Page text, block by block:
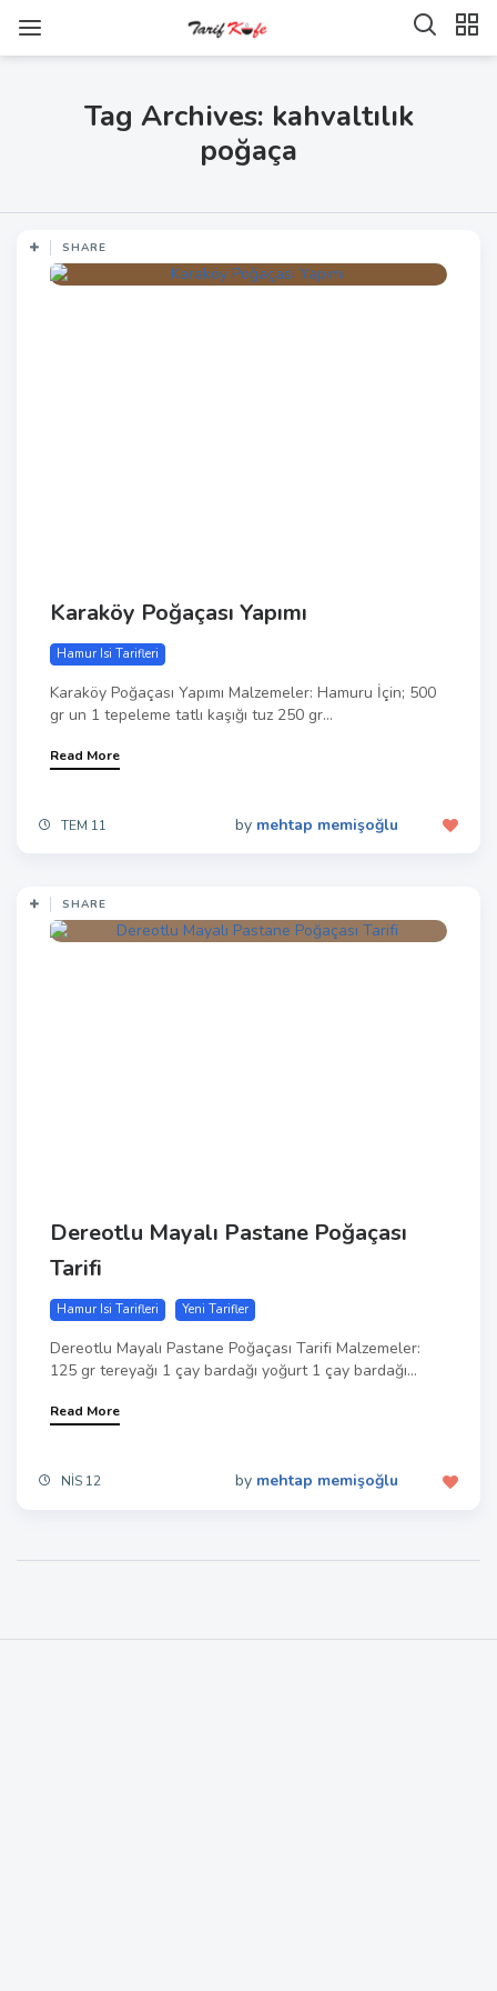
Tag Archives: kahvaltılık
poğaça
SHARE
Karaköy Poğaçası Yapımı
Hamur Isi Tarifleri
Karaköy Poğaçası Yapımı Malzemeler: Hamuru İçin; 500
gr un 1 tepeleme tatlı kaşığı tuz 250 gr...
Read More
TEM 11 by mehtap memişoğlu
SHARE
Dereotlu Mayalı Pastane Poğaçası
Tarifi
Hamur Isi Tarifleri Yeni Tarifler
Dereotlu Mayalı Pastane Poğaçası Tarifi Malzemeler:
125 gr tereyağı 1 çay bardağı yoğurt 1 çay bardağı...
Read More
NIS 12 by mehtap memişoğlu